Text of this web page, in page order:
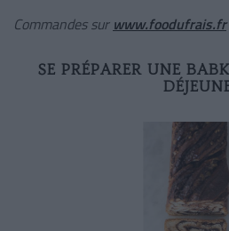
Commandes sur www.foodufrais.fr
SE PRÉPARER UNE